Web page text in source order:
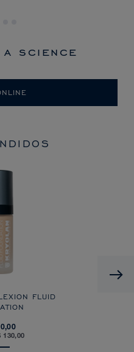
a science
FLUID
130,00